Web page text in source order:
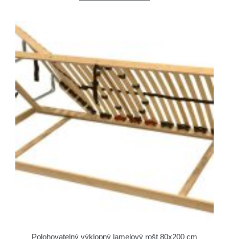
Polohovatelný výklopný lamelový rošt 80x200 cm